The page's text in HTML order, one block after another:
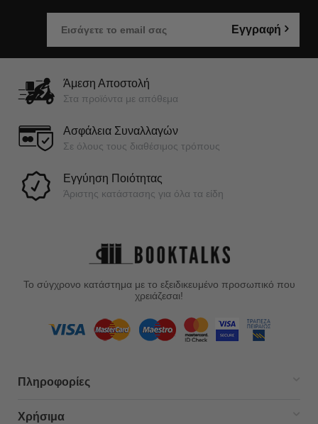
Εγγραφή
Άμεση Αποστολή
Στα προϊόντα με απόθεμα
Ασφάλεια Συναλλαγών
Σε όλους τους διαθέσιμος τρόπους
Εγγύηση Ποιότητας
Άριστης κατάστασης για όλα τα είδη
Το σύγχρονο κατάστημα με το εξειδικευμένο προσωπικό που
χρειάζεσαι!
Πληροφορίες
Χρήσιμα